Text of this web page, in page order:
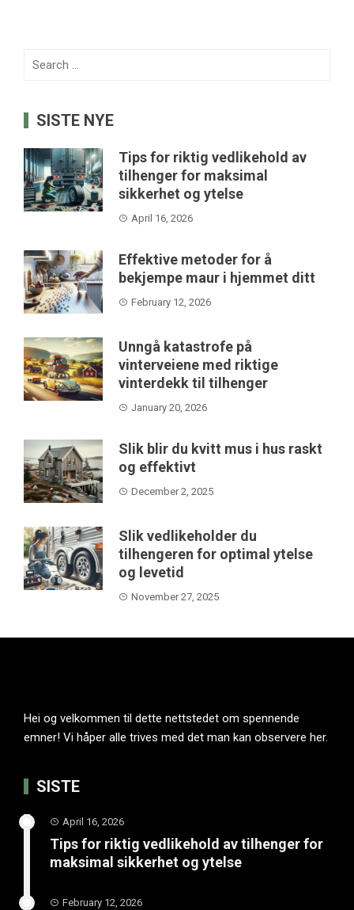
Search
SISTE NYE
Tips for riktig vedlikehold av
tilhenger for maksimal
sikkerhet og ytelse
April 16, 2026
Effektive metoder for å
bekjempe maur i hjemmet ditt
February 12, 2026
Unngå katastrofe på
vinterveiene med riktige
vinterdekk til tilhenger
January 20, 2026
Slik blir du kvitt mus i hus raskt
og effektivt
December 2, 2025
Slik vedlikeholder du
tilhengeren for optimal ytelse
og levetid
November 27, 2025
Hei og velkommen til dette nettstedet om spennende
emner! Vi håper alle trives med det man kan observere her.
SISTE
April 16, 2026
Tips for riktig vedlikehold av tilhenger for
maksimal sikkerhet og ytelse
February 12, 2026